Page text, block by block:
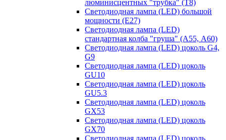
люминисцентных "трубка" (T8)
Светодиодная лампа (LED) большой
мощности (Е27)
Светодиодная лампа (LED)
стандартная колба "груша" (А55, А60)
Светодиодная лампа (LED) цоколь G4,
G9
Светодиодная лампа (LED) цоколь
GU10
Светодиодная лампа (LED) цоколь
GU5.3
Светодиодная лампа (LED) цоколь
GX53
Светодиодная лампа (LED) цоколь
GX70
Светодиодная лампа (LED) цоколь